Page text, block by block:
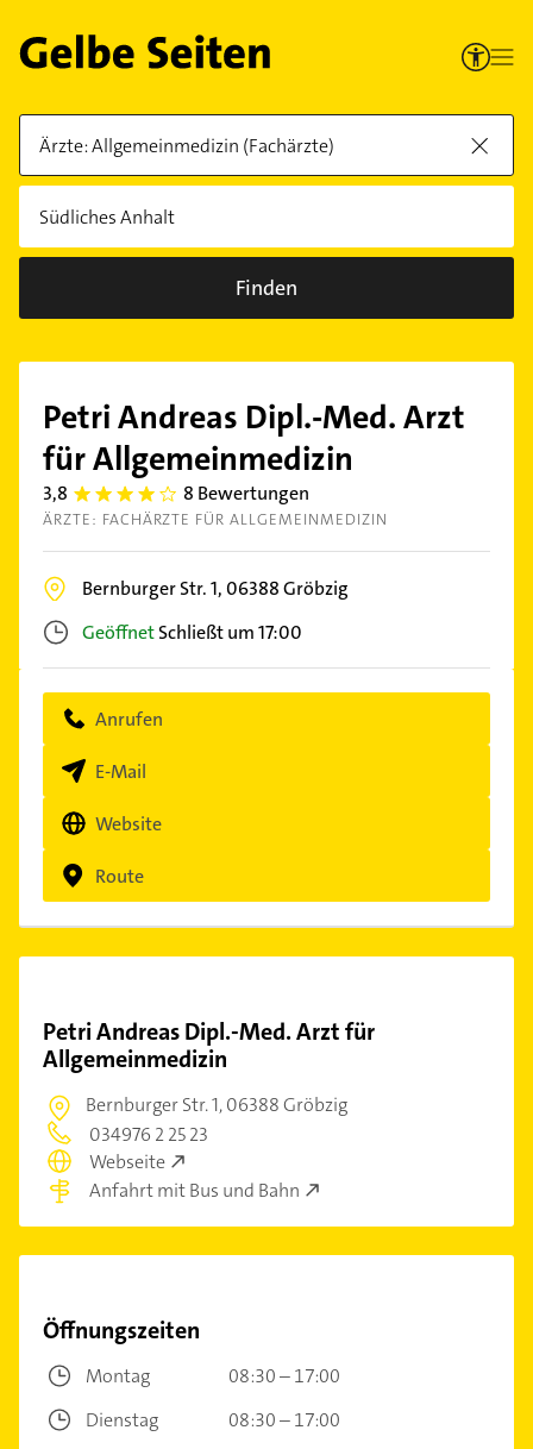
Finden
Petri Andreas Dipl.-Med. Arzt
für Allgemeinmedizin
3,8 3.8 8 Bewertungen
ÄRZTE: FACHÄRZTE FÜR ALLGEMEINMEDIZIN
Bernburger Str. 1,06388Gröbzig
GeöffnetSchließt um 17:00
Anrufen
E-Mail
Website
Route
Petri Andreas Dipl.-Med. Arzt für
Allgemeinmedizin
Bernburger Str. 1,06388 Gröbzig
034976 2 25 23
Webseite
Anfahrt mit Bus und Bahn
Öffnungszeiten
Montag
08:30 – 17:00
Dienstag
08:30 – 17:00